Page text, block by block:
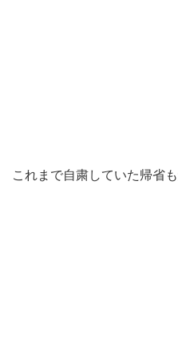
これまで自粛していた帰省も